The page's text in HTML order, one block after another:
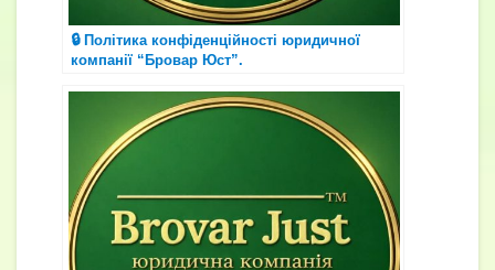
🔒 Політика конфіденційності юридичної
компанії “Бровар Юст”.